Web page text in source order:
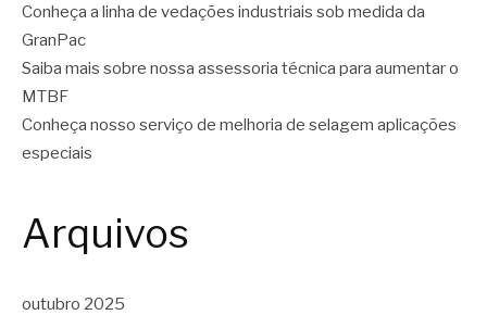
Conheça a linha de vedações industriais sob medida da
GranPac
Saiba mais sobre nossa assessoria técnica para aumentar o
MTBF
Conheça nosso serviço de melhoria de selagem aplicações
especiais
Arquivos
outubro 2025